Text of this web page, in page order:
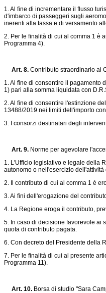
1. Al fine di incrementare il flusso
d'imbarco di passeggeri sugli
inerenti alla tassa e di versamento
2. Per le finalità di cui al comma 1 è
Programma 4).
Art. 8. Contributo straordinario ai
1. Al fine di consentire il pagamento
1) pari alla somma liquidata con
2. Al fine di consentire l'estinzione
13488/2019 nei limiti dell'importo
3. I consorzi destinatari degli
Art. 9. Norme per agevolare
1. L'Ufficio legislativo e legale della
autonomo o nell'esercizio dell'attività
2. Il contributo di cui al comma 1 è
3. Ai fini dell'erogazione del
4. La Regione eroga il contributo,
5. In caso di decisione favorevole ai
quota di contributo pagata.
6. Con decreto del Presidente della
7. Per le finalità di cui al presente
Programma 11).
Art. 10. Borsa di studio "Sara